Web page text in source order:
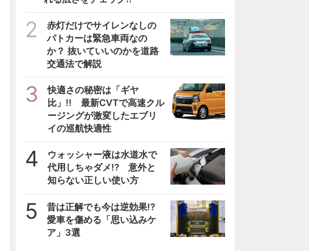
2
赤灯だけでサイレンなしの
パトカーは緊急車両なの
か？ 抜いていいのかを道路
交通法で解説
3
快適さの秘密は「ギヤ
比」!! 最新CVTで高速クル
ージングが激変したエブリ
イの巡航快適性
4
ウォッシャー液は水道水で
代用しちゃダメ!? 意外と
知らない正しい使い方
5
昔は正解でも今は逆効果!?
愛車を傷める「思い込みケ
ア」3選